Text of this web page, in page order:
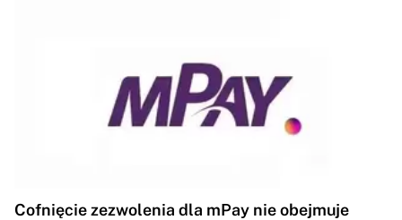
Cofnięcie zezwolenia dla mPay nie obejmuje